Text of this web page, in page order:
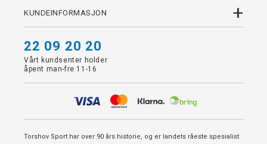
KUNDEINFORMASJON +
22 09 20 20
Vårt kundsenter holder
åpent man-fre 11-16
Torshov Sport har over 90 års historie, og er landets råeste spesialist